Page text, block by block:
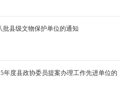
县级文物保护单位的通知
年度县政协委员提案办理工作先进单位的